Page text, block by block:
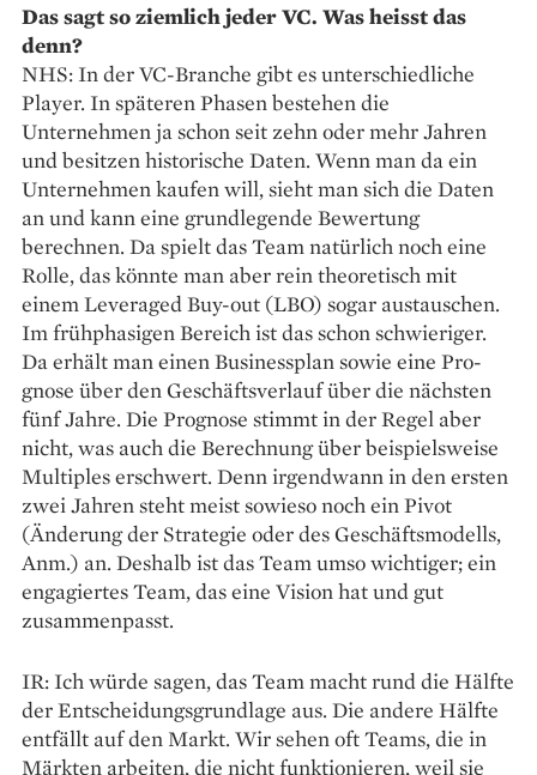
Das sagt so ziemlich jeder VC. Was heisst das
denn?
NHS: In der VC-Branche gibt es unterschiedliche
Player. In späteren Phasen bestehen die
Unternehmen ja schon seit zehn oder mehr Jahren
und besitzen historische Daten. Wenn man da ein
Unternehmen kaufen will, sieht man sich die Daten
an und kann eine grundlegende Bewertung
berechnen. Da spielt das Team natürlich noch eine
Rolle, das könnte man aber rein theoretisch mit
einem Leveraged Buy-out (LBO) sogar austauschen.
Im frühphasigen Bereich ist das schon schwieriger.
Da erhält man einen Businessplan sowie eine Pro­
gnose über den Geschäftsverlauf über die nächsten
fünf Jahre. Die Prognose stimmt in der Regel aber
nicht, was auch die Berechnung über beispielsweise
Multiples erschwert. Denn irgendwann in den ersten
zwei Jahren steht meist sowieso noch ein Pivot
(Änderung der Strategie oder des Geschäftsmodells,
Anm.) an. Deshalb ist das Team umso wichtiger; ein
engagiertes Team, das eine Vision hat und gut
zusammenpasst.
IR: Ich würde sagen, das Team macht rund die Hälfte
der Entscheidungsgrundlage aus. Die andere Hälfte
entfällt auf den Markt. Wir sehen oft Teams, die in
Märkten arbeiten, die nicht funktionieren, weil sie